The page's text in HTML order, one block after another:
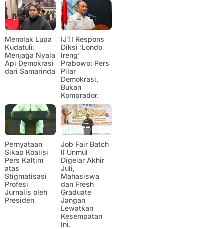
Menolak Lupa
Kudatuli:
Menjaga Nyala
Api Demokrasi
dari Samarinda
IJTI Respons
Diksi ‘Londo
Ireng’
Prabowo: Pers
Pilar
Demokrasi,
Bukan
Komprador.
Pernyataan
Sikap Koalisi
Pers Kaltim
atas
Stigmatisasi
Profesi
Jurnalis oleh
Presiden
Job Fair Batch
II Unmul
Digelar Akhir
Juli,
Mahasiswa
dan Fresh
Graduate
Jangan
Lewatkan
Kesempatan
Ini.